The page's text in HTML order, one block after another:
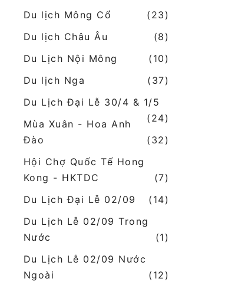
Du lịch Mông Cổ
(23)
Du lịch Châu Âu
(8)
Du Lịch Nội Mông
(10)
Du lịch Nga
(37)
Du Lịch Đại Lễ 30/4 & 1/5
(24)
Mùa Xuân - Hoa Anh
Đào
(32)
Hội Chợ Quốc Tế Hong
Kong - HKTDC
(7)
Du Lịch Đại Lễ 02/09
(14)
Du Lịch Lễ 02/09 Trong
Nước
(1)
Du Lịch Lễ 02/09 Nước
Ngoài
(12)